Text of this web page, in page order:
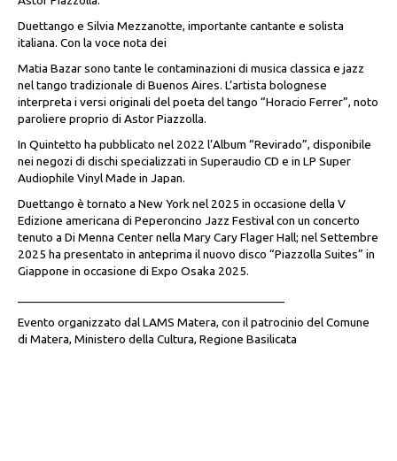
Duettango e Silvia Mezzanotte, importante cantante e solista
italiana. Con la voce nota dei
Matia Bazar sono tante le contaminazioni di musica classica e jazz
nel tango tradizionale di Buenos Aires. L’artista bolognese
interpreta i versi originali del poeta del tango “Horacio Ferrer”, noto
paroliere proprio di Astor Piazzolla.
In Quintetto ha pubblicato nel 2022 l’Album “Revirado”, disponibile
nei negozi di dischi specializzati in Superaudio CD e in LP Super
Audiophile Vinyl Made in Japan.
Duettango è tornato a New York nel 2025 in occasione della V
Edizione americana di Peperoncino Jazz Festival con un concerto
tenuto a Di Menna Center nella Mary Cary Flager Hall; nel Settembre
2025 ha presentato in anteprima il nuovo disco “Piazzolla Suites” in
Giappone in occasione di Expo Osaka 2025.
Evento organizzato dal LAMS Matera, con il patrocinio del Comune
di Matera, Ministero della Cultura, Regione Basilicata